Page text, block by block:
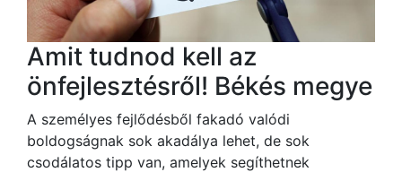
Amit tudnod kell az
önfejlesztésről! Békés megye
A személyes fejlődésből fakadó valódi
boldogságnak sok akadálya lehet, de sok
csodálatos tipp van, amelyek segíthetnek